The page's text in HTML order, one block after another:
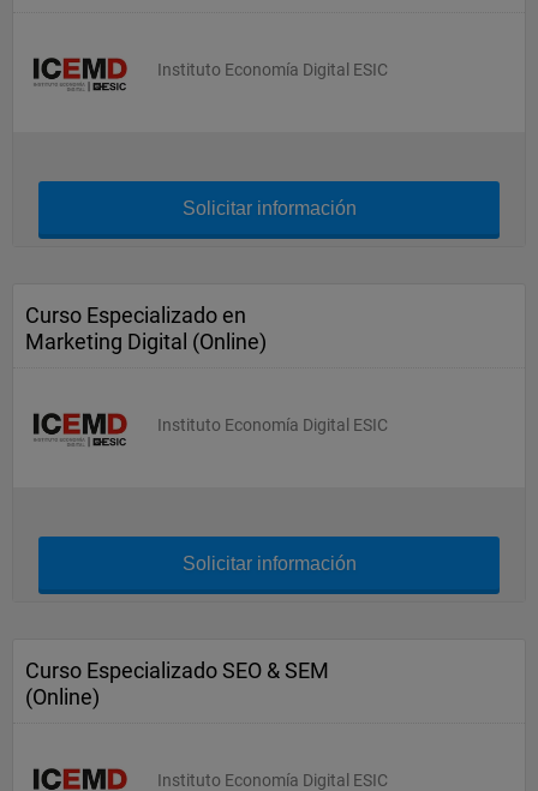
Instituto Economía Digital ESIC
Solicitar información
Curso Especializado en
Marketing Digital (Online)
Instituto Economía Digital ESIC
Solicitar información
Curso Especializado SEO & SEM
(Online)
Instituto Economía Digital ESIC